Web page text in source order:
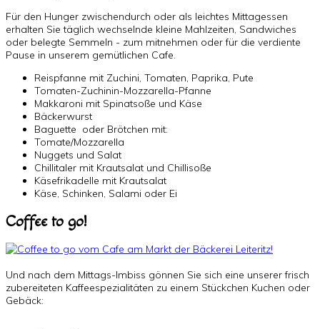
Für den Hunger zwischendurch oder als leichtes Mittagessen
erhalten Sie täglich wechselnde kleine Mahlzeiten, Sandwiches
oder belegte Semmeln - zum mitnehmen oder für die verdiente
Pause in unserem gemütlichen Cafe.
Reispfanne mit Zuchini, Tomaten, Paprika, Pute
Tomaten-Zuchinin-Mozzarella-Pfanne
Makkaroni mit Spinatsoße und Käse
Bäckerwurst
Baguette oder Brötchen mit:
Tomate/Mozzarella
Nuggets und Salat
Chillitaler mit Krautsalat und Chillisoße
Käsefrikadelle mit Krautsalat
Käse, Schinken, Salami oder Ei
Coffee to go!
Und nach dem Mittags-Imbiss gönnen Sie sich eine unserer frisch
zubereiteten Kaffeespezialitäten zu einem Stückchen Kuchen oder
Gebäck: